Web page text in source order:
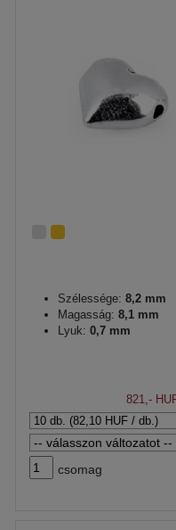
Szélessége: 8,2 mm
Magasság: 8,1 mm
Lyuk: 0,7 mm
821,-
csomag